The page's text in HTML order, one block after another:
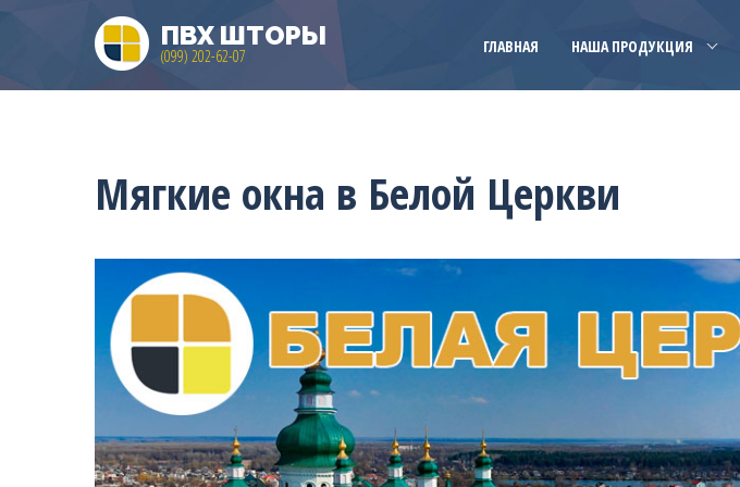
ПВХ ШТОРЫ
(099) 202-62-07 ГЛАВНАЯ НАША ПРОДУКЦИЯ
Мягкие окна в Белой Церкви